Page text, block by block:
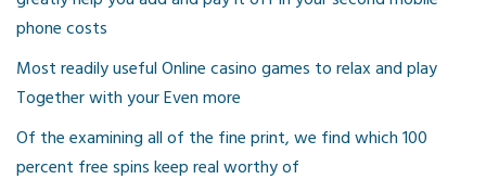
phone costs
Most readily useful Online casino games to relax and play
Together with your Even more
Of the examining all of the fine print, we find which 100
percent free spins keep real worthy of